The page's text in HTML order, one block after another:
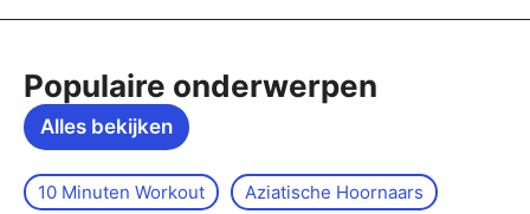
Populaire onderwerpen
Alles bekijken
10 Minuten Workout
Aziatische Hoornaars